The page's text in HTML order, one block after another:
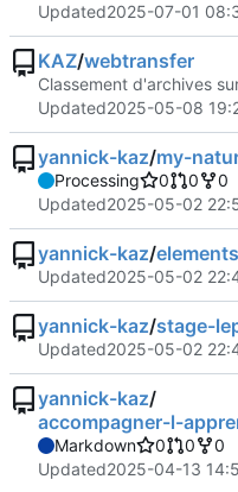
Updated2025-07-01
KAZ/webtransfer
Classement d'archives
Updated2025-05-08
yannick-kaz/my-
Processing 0 0
0
Updated2025-05-02
yannick-kaz/elements
Updated2025-05-02
yannick-kaz/stage-
Updated2025-05-02
yannick-kaz/
accompagner-l-
Markdown 0 0
0
Updated2025-04-13